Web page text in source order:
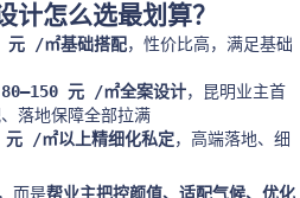
计怎么选最划算？
元 /㎡基础搭配，性价比高，满足基础
80–150 元 /㎡全案设计，昆明业主首
落地保障全部拉满
元 /㎡以上精细化私定，高端落地、细
而是帮业主把控颜值、适配气候、优化